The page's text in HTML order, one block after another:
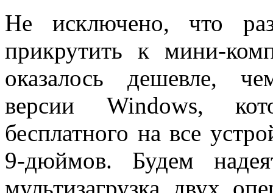
Не исключено, что
прикрутить к мини-
оказалось дешевле,
версии Windows,
бесплатного на все
9-дюймов. Будем